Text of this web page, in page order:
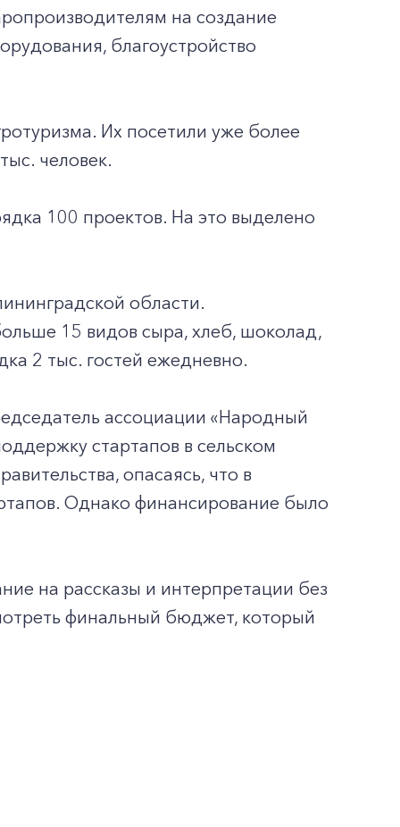
на создание
благоустройство
Их посетили уже более
человек.
100 проектов. На это выделено
области.
15 видов сыра, хлеб, шоколад,
2 тыс. гостей ежедневно.
ассоциации «Народный
стартапов в сельском
опасаясь, что в
Однако финансирование было
на рассказы и интерпретации без
финальный бюджет, который